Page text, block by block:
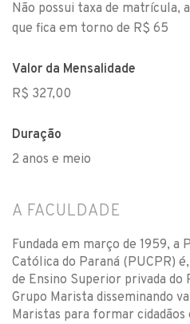
Não possui taxa de matrícula,
que fica em torno de R$ 65
Valor da Mensalidade
R$ 327,00
Duração
2 anos e meio
A FACULDADE
Fundada em março de 1959,
Católica do Paraná (PUCPR)
de Ensino Superior privada do
Grupo Marista disseminando
Maristas para formar